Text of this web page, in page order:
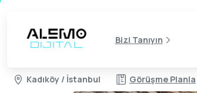
Bizi Tanıyın
Kadıköy / İstanbul Görüşme Planla